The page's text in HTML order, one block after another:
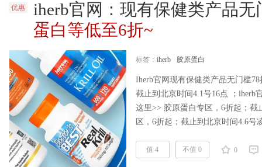
优惠
iherb官网：现有保健类产品
蛋白等低至6折~
标签： iherb 胶原蛋白
Iherb官网现有保健类产品无门槛
截止到北京时间4.1号16点 ；iherb
这里>> 胶原蛋白专区，6折起；
区，6折起；截止到北京时间4.6
销品牌8折促销； 满$40免国际
值 4 不值 0 0